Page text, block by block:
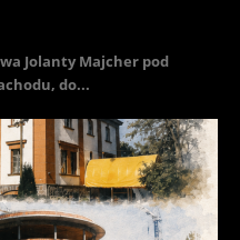
Jolanty Majcher pod
do...